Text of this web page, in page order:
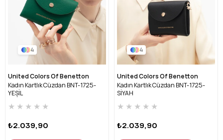
4
United Colors Of Benetton
Kadın Kartlık Cüzdan BNT-1725-
YEŞİL
★ ★ ★ ★ ★
₺2.039,90
4
United Colors Of Benetton
Kadın Kartlık Cüzdan BNT-1725-
SİYAH
★ ★ ★ ★ ★
₺2.039,90